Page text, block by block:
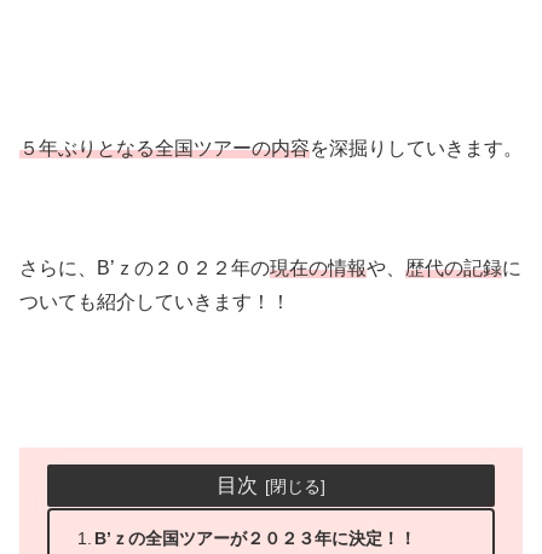
５年ぶりとなる全国ツアーの内容を深掘りしていきます。
さらに、B’ｚの２０２２年の現在の情報や、 歴代の記録に
ついても紹介していきます！！
目次
B’ｚの全国ツアーが２０２３年に決定！！